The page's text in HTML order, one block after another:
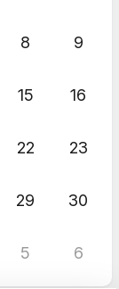
8 9
15 16
22 23
29 30
5 6